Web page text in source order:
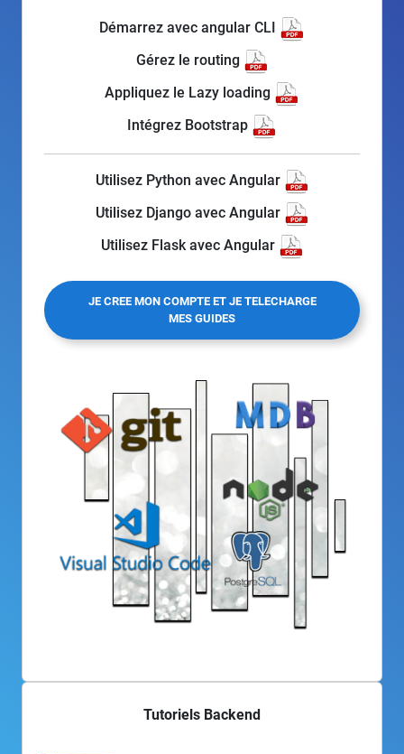
Démarrez avec angular CLI
Gérez le routing
Appliquez le Lazy loading
Intégrez Bootstrap
Utilisez Python avec Angular
Utilisez Django avec Angular
Utilisez Flask avec Angular
JE CREE MON COMPTE ET JE TELECHARGE
MES GUIDES
Tutoriels Backend